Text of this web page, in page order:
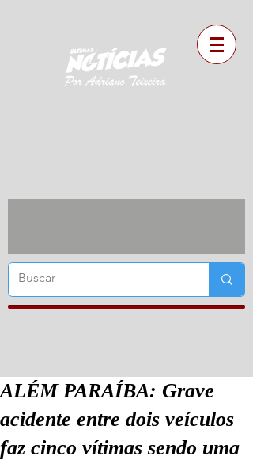
ALÉM PARAÍBA: Grave
acidente entre dois veículos
faz cinco vítimas sendo uma